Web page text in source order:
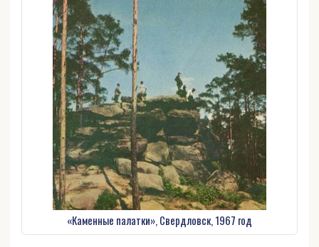
«Каменные палатки», Свердловск, 1967 год